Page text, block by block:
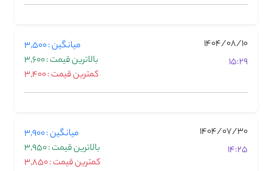
1404/08/10
15:29
میانگین : 3,500
بالاترین قیمت : 3,600
کمترین قیمت : 3,400
1404/07/30
14:25
میانگین : 3,900
بالاترین قیمت : 3,950
کمترین قیمت : 3,850